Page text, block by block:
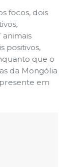
focos, dois
animais
positivos,
que o
da Mongólia
em